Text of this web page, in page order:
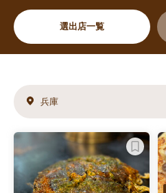
選出店一覧
兵庫